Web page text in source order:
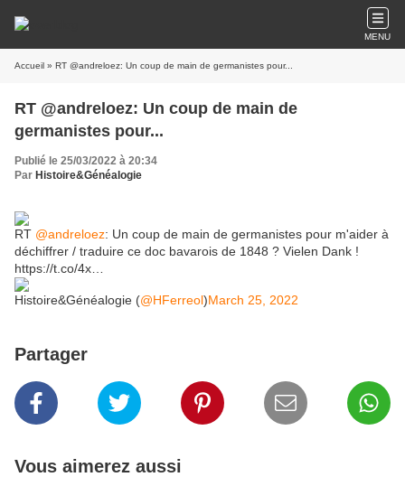
MENU
Accueil » RT @andreloez: Un coup de main de germanistes pour...
RT @andreloez: Un coup de main de
germanistes pour...
Publié le 25/03/2022 à 20:34
Par Histoire&Généalogie
RT @andreloez: Un coup de main de germanistes pour m'aider à
déchiffrer / traduire ce doc bavarois de 1848 ? Vielen Dank !
https://t.co/4x…
Histoire&Généalogie (@HFerreol)March 25, 2022
Partager
Vous aimerez aussi